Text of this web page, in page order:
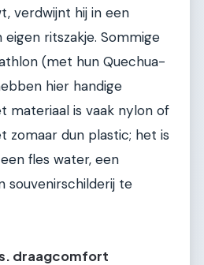
verdwijnt hij in een
eigen ritszakje. Sommige
(met hun Quechua-
hier handige
materiaal is vaak nylon of
zomaar dun plastic; het is
fles water, een
souvenirschilderij te
draagcomfort